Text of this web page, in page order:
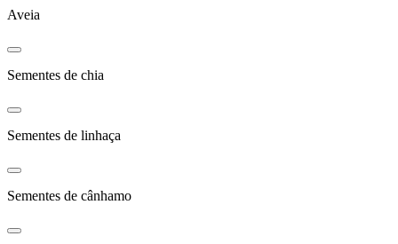
Aveia
Sementes de chia
Sementes de linhaça
Sementes de cânhamo